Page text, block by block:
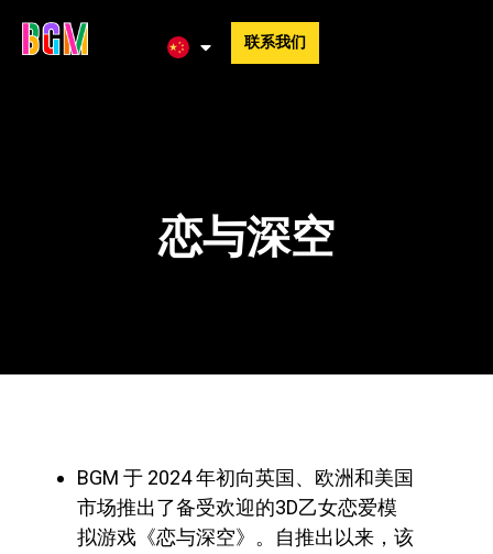
联系我们
恋与深空
BGM 于 2024 年初向英国、欧洲和美国
市场推出了备受欢迎的3D乙女恋爱模
拟游戏《恋与深空》。自推出以来，该